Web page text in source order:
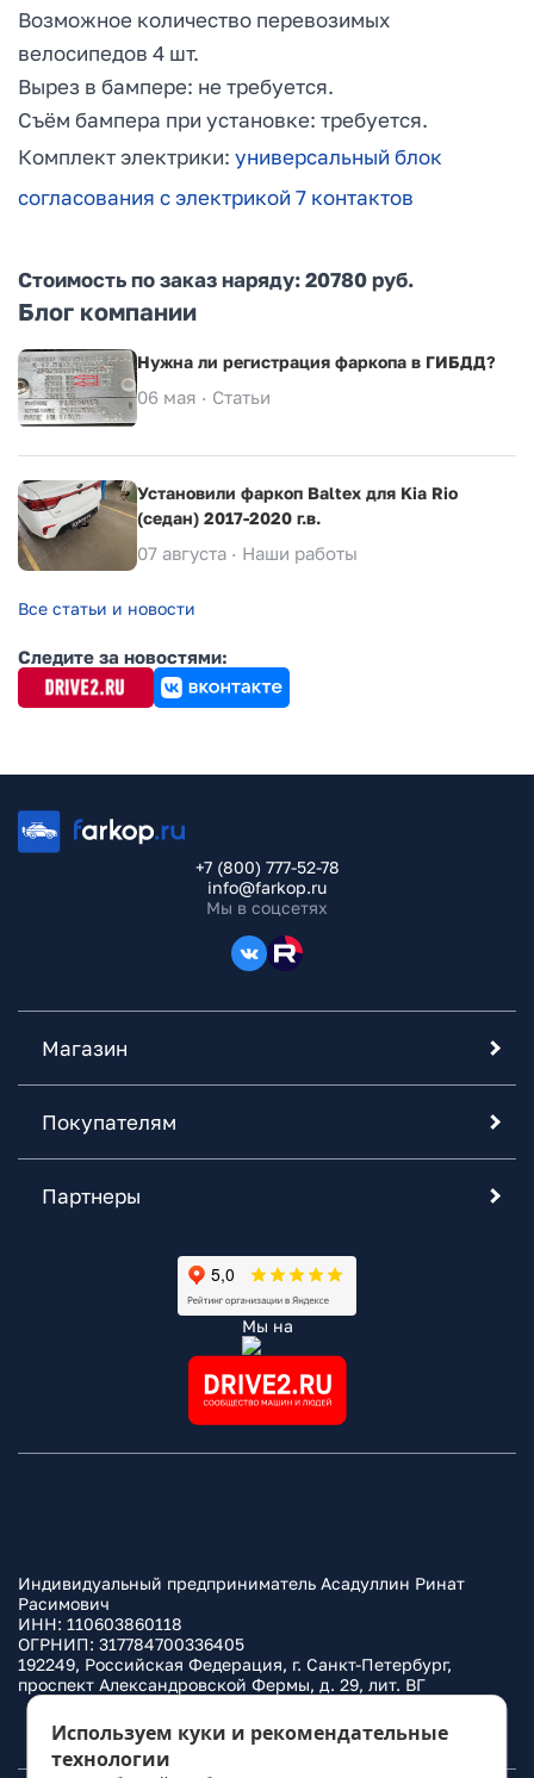
Возможное количество перевозимых
велосипедов 4 шт.
Вырез в бампере: не требуется.
Съём бампера при установке: требуется.
Комплект электрики: универсальный блок
согласования с электрикой 7 контактов
Стоимость по заказ наряду: 20780 руб.
Блог компании
Нужна ли регистрация фаркопа в ГИБДД?
06 мая · Статьи
Установили фаркоп Baltex для Kia Rio
(седан) 2017-2020 г.в.
07 августа · Наши работы
Все статьи и новости
Следите за новостями:
+7 (800) 777-52-78
info@farkop.ru
Мы в соцсетях
Магазин
Покупателям
Партнеры
Мы на
Индивидуальный предприниматель Асадуллин Ринат
Расимович
ИНН: 110603860118
ОГРНИП: 317784700336405
192249, Российская Федерация, г. Санкт-Петербург,
проспект Александровской Фермы, д. 29, лит. ВГ
Политика конфиденциальности
Используем куки и рекомендательные
технологии